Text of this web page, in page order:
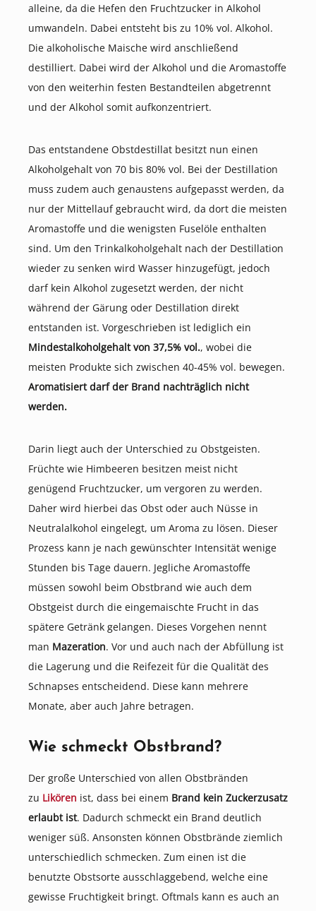
alleine, da die Hefen den Fruchtzucker in Alkohol
umwandeln. Dabei entsteht bis zu 10% vol. Alkohol.
Die alkoholische Maische wird anschließend
destilliert. Dabei wird der Alkohol und die Aromastoffe
von den weiterhin festen Bestandteilen abgetrennt
und der Alkohol somit aufkonzentriert.
Das entstandene Obstdestillat besitzt nun einen
Alkoholgehalt von 70 bis 80% vol. Bei der Destillation
muss zudem auch genaustens aufgepasst werden, da
nur der Mittellauf gebraucht wird, da dort die meisten
Aromastoffe und die wenigsten Fuselöle enthalten
sind. Um den Trinkalkoholgehalt nach der Destillation
wieder zu senken wird Wasser hinzugefügt, jedoch
darf kein Alkohol zugesetzt werden, der nicht
während der Gärung oder Destillation direkt
entstanden ist. Vorgeschrieben ist lediglich ein
Mindestalkoholgehalt von 37,5% vol., wobei die
meisten Produkte sich zwischen 40-45% vol. bewegen.
Aromatisiert darf der Brand nachträglich nicht
werden.
Darin liegt auch der Unterschied zu Obstgeisten.
Früchte wie Himbeeren besitzen meist nicht
genügend Fruchtzucker, um vergoren zu werden.
Daher wird hierbei das Obst oder auch Nüsse in
Neutralalkohol eingelegt, um Aroma zu lösen. Dieser
Prozess kann je nach gewünschter Intensität wenige
Stunden bis Tage dauern. Jegliche Aromastoffe
müssen sowohl beim Obstbrand wie auch dem
Obstgeist durch die eingemaischte Frucht in das
spätere Getränk gelangen. Dieses Vorgehen nennt
man Mazeration. Vor und auch nach der Abfüllung ist
die Lagerung und die Reifezeit für die Qualität des
Schnapses entscheidend. Diese kann mehrere
Monate, aber auch Jahre betragen.
Wie schmeckt Obstbrand?
Der große Unterschied von allen Obstbränden
zu Likören ist, dass bei einem Brand kein Zuckerzusatz
erlaubt ist. Dadurch schmeckt ein Brand deutlich
weniger süß. Ansonsten können Obstbrände ziemlich
unterschiedlich schmecken. Zum einen ist die
benutzte Obstsorte ausschlaggebend, welche eine
gewisse Fruchtigkeit bringt. Oftmals kann es auch an